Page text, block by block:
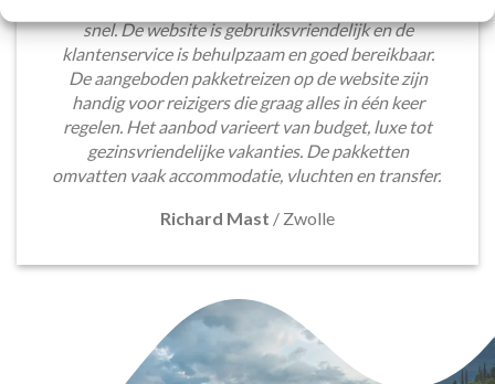
snel. De website is gebruiksvriendelijk en de
klantenservice is behulpzaam en goed bereikbaar.
De aangeboden pakketreizen op de website zijn
handig voor reizigers die graag alles in één keer
regelen. Het aanbod varieert van budget, luxe tot
gezinsvriendelijke vakanties. De pakketten
omvatten vaak accommodatie, vluchten en transfer.
Richard Mast / Zwolle